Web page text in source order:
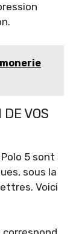
VOS
5 sont
sous la
Voici